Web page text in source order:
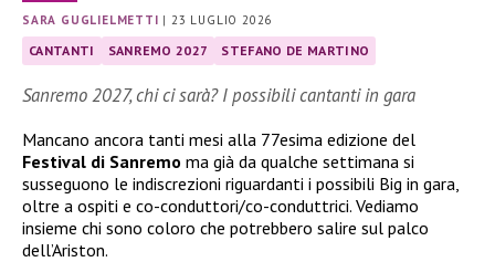
SARA GUGLIELMETTI |23 LUGLIO 2026
CANTANTI SANREMO 2027 STEFANO DE MARTINO
Sanremo 2027, chi ci sarà? I possibili cantanti in gara
Mancano ancora tanti mesi alla 77esima edizione del
Festival di Sanremo ma già da qualche settimana si
susseguono le indiscrezioni riguardanti i possibili Big in gara,
oltre a ospiti e co-conduttori/co-conduttrici. Vediamo
insieme chi sono coloro che potrebbero salire sul palco
dell’Ariston.